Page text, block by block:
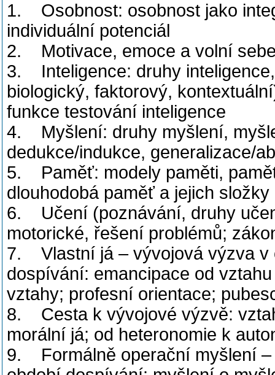
1. Osobnost: osobnost jako
individuální potenciál
2. Motivace, emoce a volní
3. Inteligence: druhy
biologický, faktorový,
funkce testování inteligence
4. Myšlení: druhy myšlení,
dedukce/indukce, generalizace/
5. Paměť: modely paměti,
dlouhodobá paměť a jejich složky
6. Učení (poznávání, druhy
motorické, řešení problémů;
7. Vlastní já – vývojová výzva v
dospívání: emancipace od
vztahy; profesní orientace;
8. Cesta k vývojové výzvě:
morální já; od heteronomie k
9. Formálně operační myšlení –